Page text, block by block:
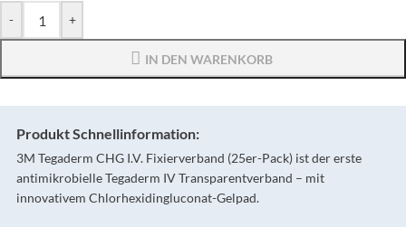
- +
IN DEN WARENKORB
Produkt Schnellinformation:
3M Tegaderm CHG I.V. Fixierverband (25er-Pack) ist der erste
antimikrobielle Tegaderm IV Transparentverband – mit
innovativem Chlorhexidingluconat-Gelpad.